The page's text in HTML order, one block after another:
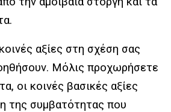
αξίες στη σχέση σας
Μόλις προχωρήσετε
οι κοινές βασικές αξίες
της συμβατότητας που